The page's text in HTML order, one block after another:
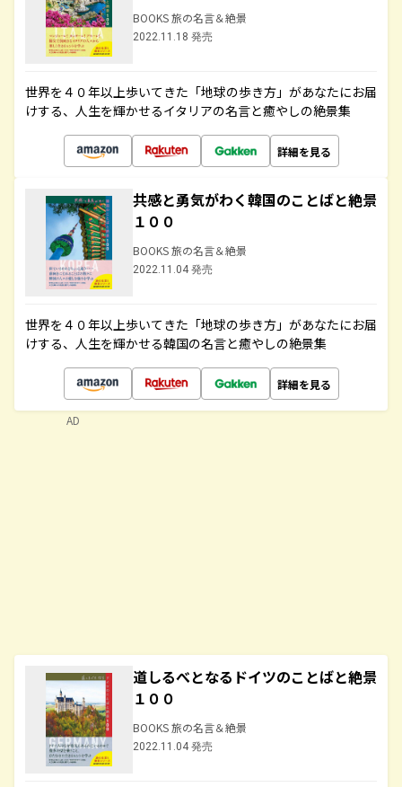
BOOKS 旅の名言＆絶景
2022.11.18 発売
世界を４０年以上歩いてきた「地球の歩き方」があなたにお届
けする、人生を輝かせるイタリアの名言と癒やしの絶景集
詳細を見る
共感と勇気がわく韓国のことばと絶景
１００
BOOKS 旅の名言＆絶景
2022.11.04 発売
世界を４０年以上歩いてきた「地球の歩き方」があなたにお届
けする、人生を輝かせる韓国の名言と癒やしの絶景集
詳細を見る
道しるべとなるドイツのことばと絶景
１００
BOOKS 旅の名言＆絶景
2022.11.04 発売
AD